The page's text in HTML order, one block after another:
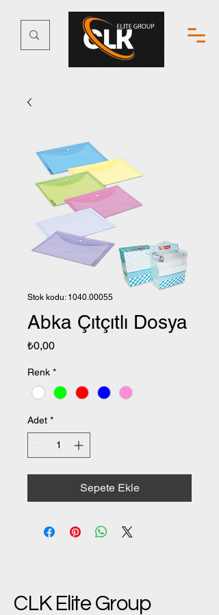
Stok kodu: 1040.00055
Abka Çıtçıtlı Dosya
₺0,00Fiyat
Renk *
Adet *
Sepete Ekle
CLK Elite Group